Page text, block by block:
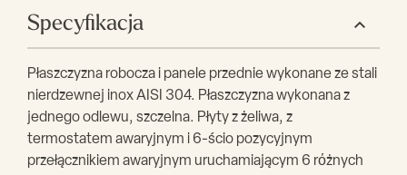
Specyfikacja
Płaszczyzna robocza i panele przednie wykonane ze stali
nierdzewnej inox AISI 304. Płaszczyzna wykonana z
jednego odlewu, szczelna. Płyty z żeliwa, z
termostatem awaryjnym i 6-ścio pozycyjnym
przełącznikiem awaryjnym uruchamiającym 6 rόżnych